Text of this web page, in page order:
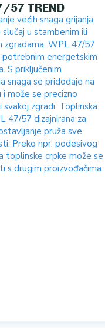
57 TREND
većih snaga grijanja,
u stambenim ili
zgradama, WPL 47/57
potrebnim energetskim
S priključenim
snaga se pridodaje na
može se precizno
zgradi. Toplinska
47/57 dizajnirana za
pruža sve
Preko npr. podesivog
toplinske crpke može se
s drugim proizvođačima